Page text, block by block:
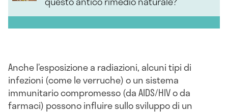
Anche l’esposizione a radiazioni, alcuni tipi di
infezioni (come le verruche) o un sistema
immunitario compromesso (da AIDS/HIV o da
farmaci) possono influire sullo sviluppo di un